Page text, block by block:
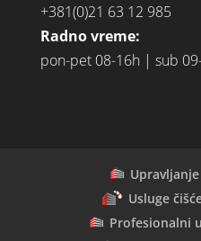
+381(0)21 63 12 985
Radno vreme:
pon-pet 08-16h | sub
Usluge
Profesionalni